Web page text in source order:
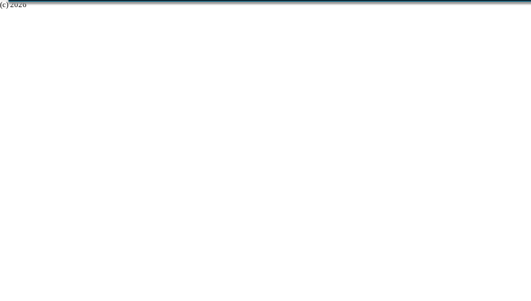
(c) 2026